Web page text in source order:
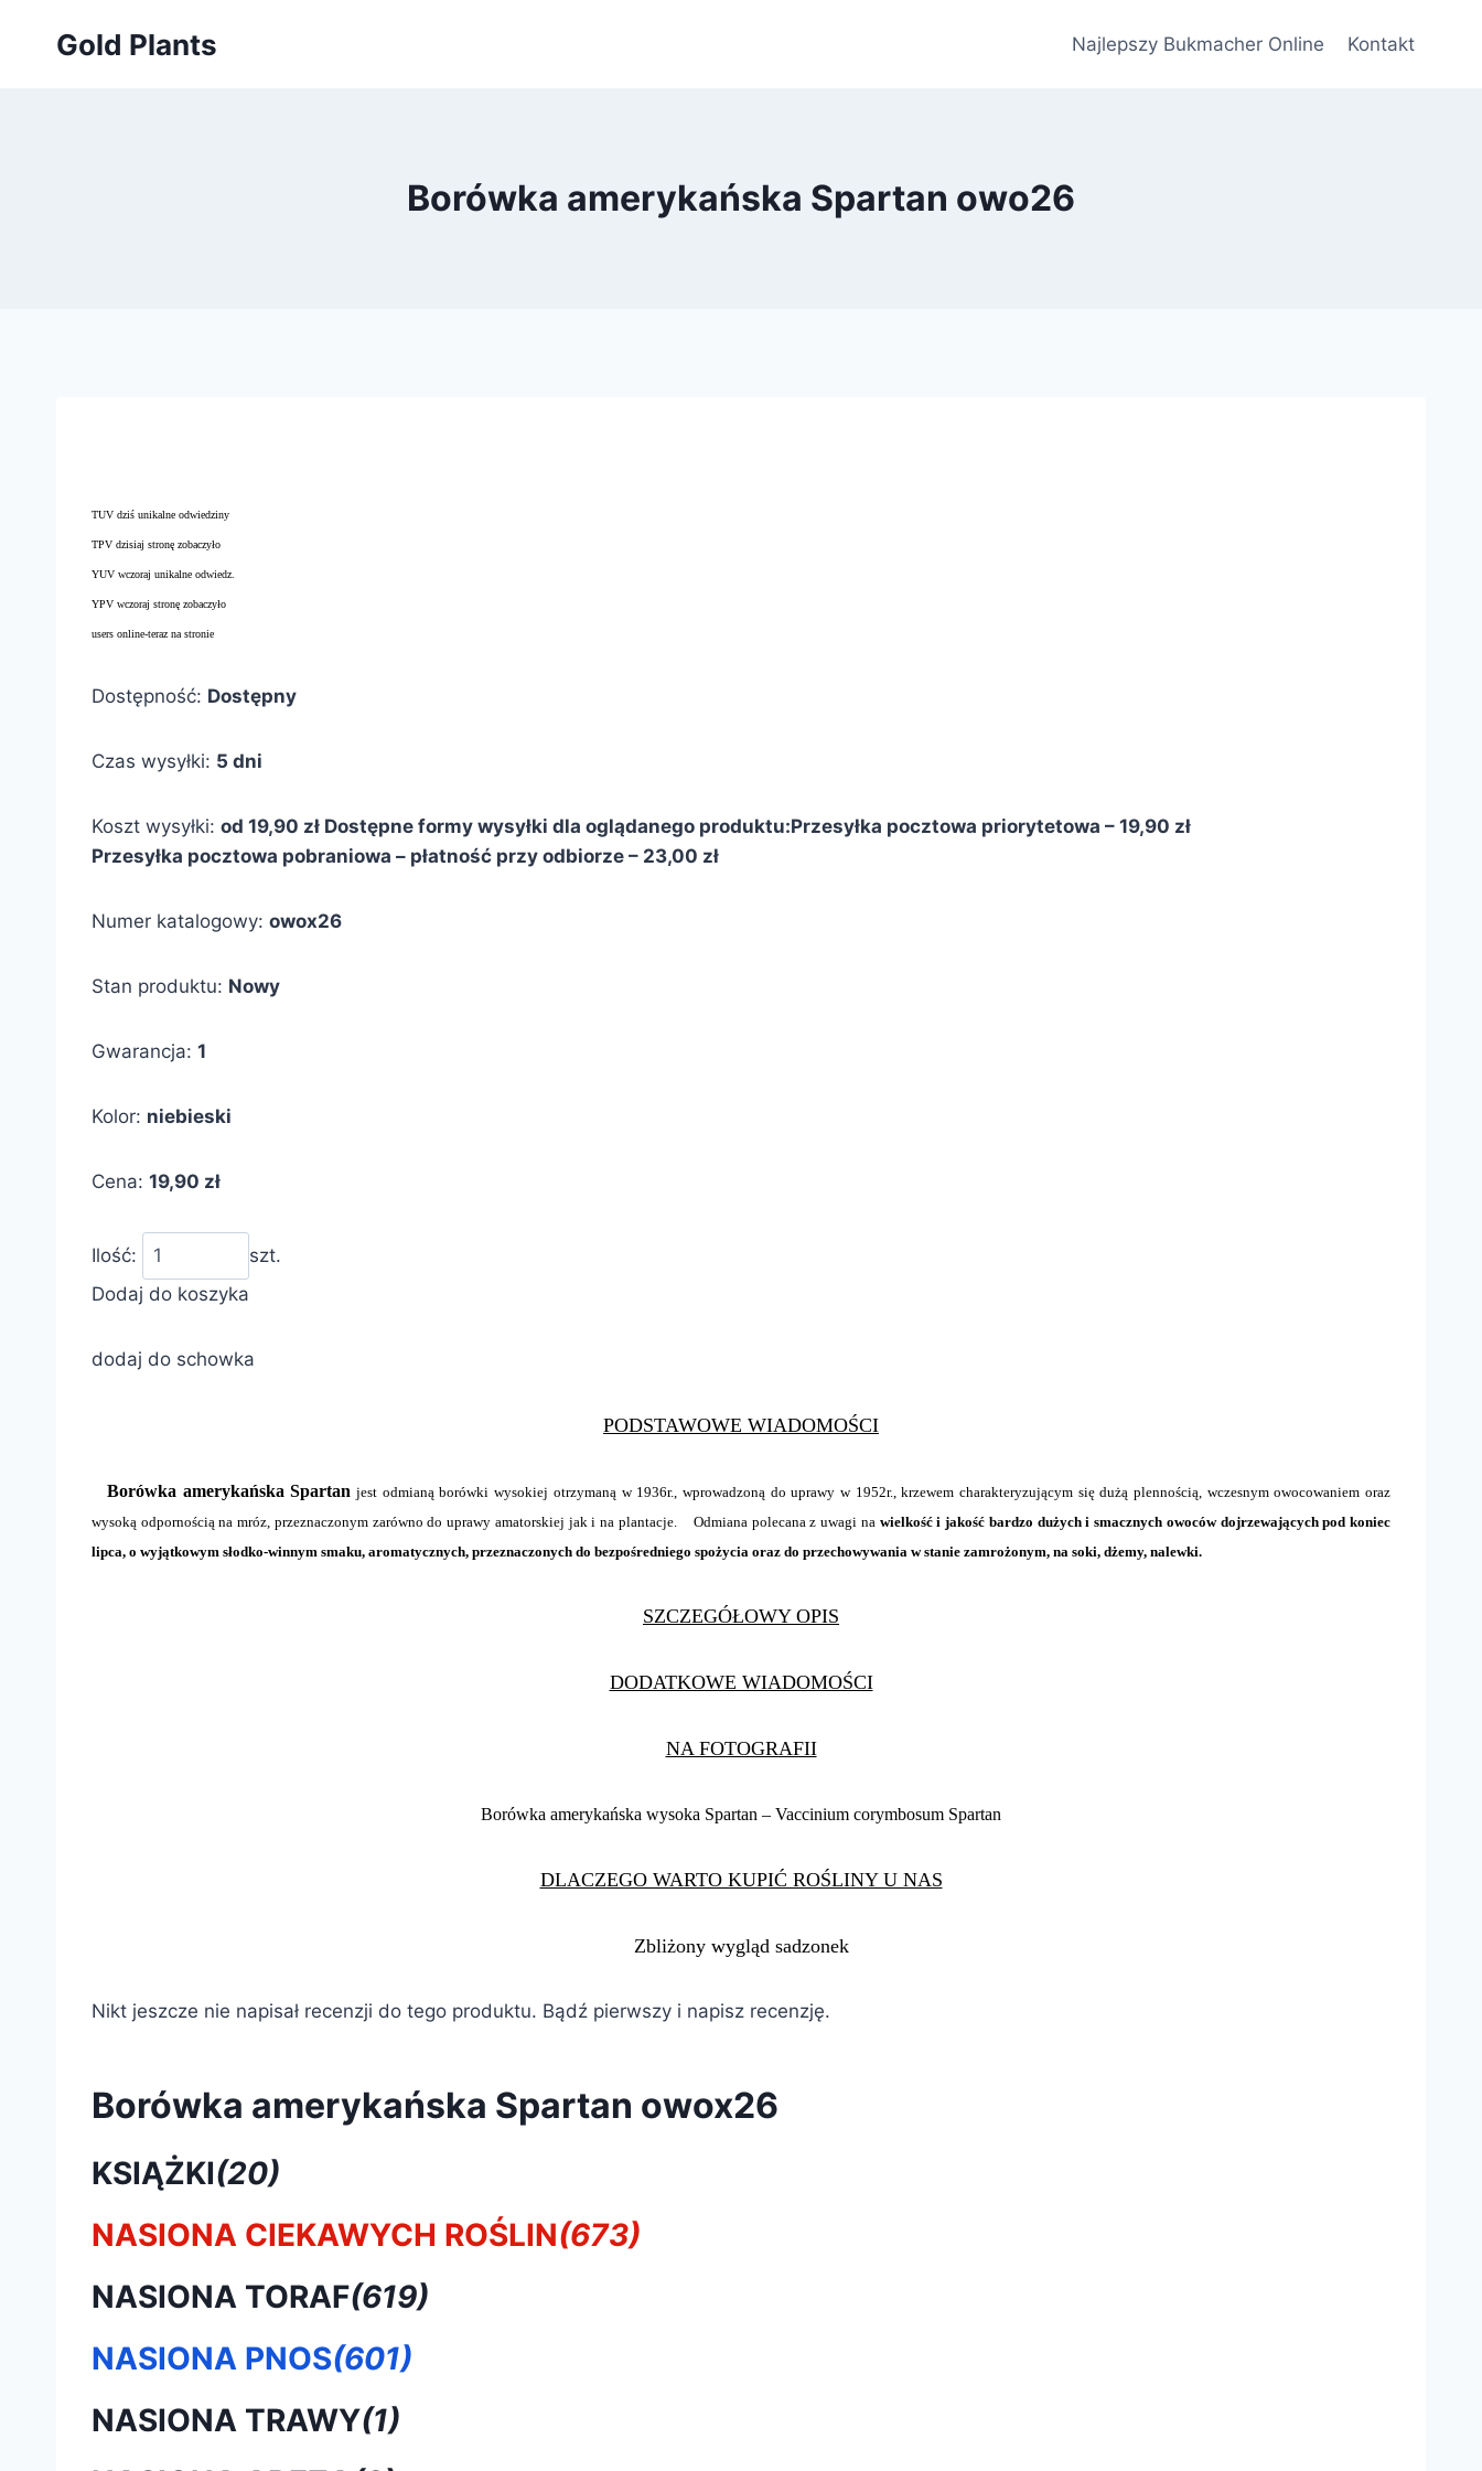
Gold Plants Najlepszy Bukmacher Online Kontakt
Borówka amerykańska Spartan owo26
TUV dziś unikalne odwiedziny
TPV dzisiaj stronę zobaczyło
YUV wczoraj unikalne odwiedz.
YPV wczoraj stronę zobaczyło
users online-teraz na stronie
Dostępność: Dostępny
Czas wysyłki: 5 dni
Koszt wysyłki: od 19,90 zł Dostępne formy wysyłki dla oglądanego produktu:Przesyłka pocztowa priorytetowa – 19,90 zł
Przesyłka pocztowa pobraniowa – płatność przy odbiorze – 23,00 zł
Numer katalogowy: owox26
Stan produktu: Nowy
Gwarancja: 1
Kolor: niebieski
Cena: 19,90 zł
Ilość:
szt.
Dodaj do koszyka
dodaj do schowka
PODSTAWOWE WIADOMOŚCI
Borówka amerykańska Spartan jest odmianą borówki wysokiej otrzymaną w 1936r., wprowadzoną do uprawy w 1952r., krzewem charakteryzującym się dużą plennością, wczesnym owocowaniem oraz
wysoką odpornością na mróz, przeznaczonym zarówno do uprawy amatorskiej jak i na plantacje. Odmiana polecana z uwagi na wielkość i jakość bardzo dużych i smacznych owoców dojrzewających pod koniec
lipca, o wyjątkowym słodko-winnym smaku, aromatycznych, przeznaczonych do bezpośredniego spożycia oraz do przechowywania w stanie zamrożonym, na soki, dżemy, nalewki.
SZCZEGÓŁOWY OPIS
DODATKOWE WIADOMOŚCI
NA FOTOGRAFII
Borówka amerykańska wysoka Spartan – Vaccinium corymbosum Spartan
DLACZEGO WARTO KUPIĆ ROŚLINY U NAS
Zbliżony wygląd sadzonek
Nikt jeszcze nie napisał recenzji do tego produktu. Bądź pierwszy i napisz recenzję.
Borówka amerykańska Spartan owox26
KSIĄŻKI(20)
NASIONA CIEKAWYCH ROŚLIN(673)
NASIONA TORAF(619)
NASIONA PNOS(601)
NASIONA TRAWY(1)